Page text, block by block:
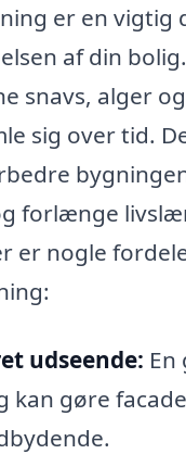
er en vigtig
af din
snavs, alger
sig over tid.
forlænge
er nogle
udseende: En
kan gøre